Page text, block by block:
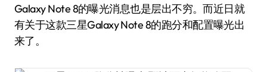
Galaxy Note 8的曝光消息也是层出不穷。而近日就
有关于这款三星Galaxy Note 8的跑分和配置曝光出
来了。